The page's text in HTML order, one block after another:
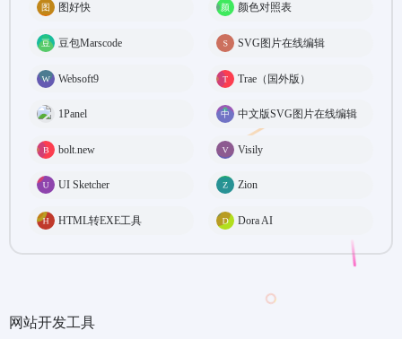
图好快 颜色对照表
豆包Marscode SVG图片在线编辑
Websoft9 Trae（国外版）
1Panel 中文版SVG图片在线编辑
bolt.new Visily
UI Sketcher Zion
HTML转EXE工具 Dora AI
网站开发工具